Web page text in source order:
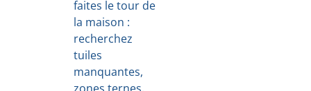
faites le tour de
la maison :
recherchez
tuiles
manquantes,